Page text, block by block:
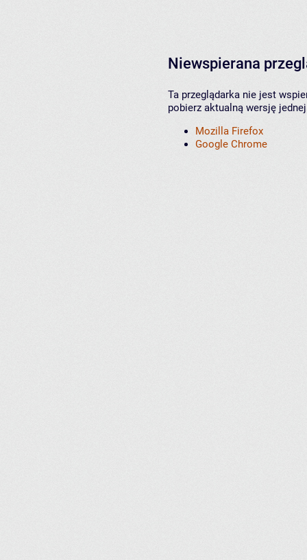
Niewspierana
Ta przeglądarka nie jest
pobierz aktualną wersję
Mozilla Firefox
Google Chrome